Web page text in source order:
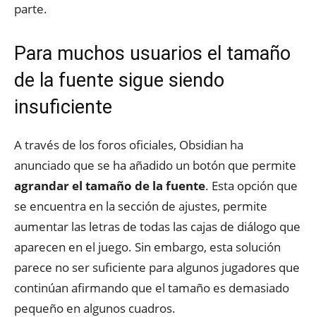
parte.
Para muchos usuarios el tamaño
de la fuente sigue siendo
insuficiente
A través de los foros oficiales, Obsidian ha
anunciado que se ha añadido un botón que permite
agrandar el tamaño de la fuente. Esta opción que
se encuentra en la sección de ajustes, permite
aumentar las letras de todas las cajas de diálogo que
aparecen en el juego. Sin embargo, esta solución
parece no ser suficiente para algunos jugadores que
continúan afirmando que el tamaño es demasiado
pequeño en algunos cuadros.